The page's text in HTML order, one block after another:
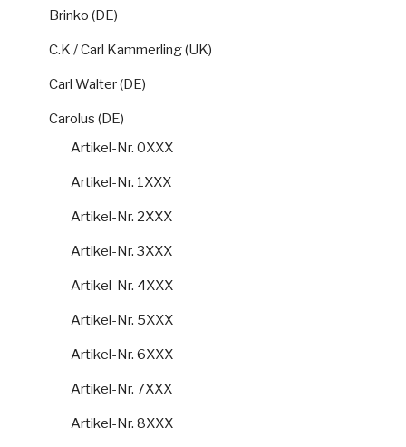
Brinko (DE)
C.K / Carl Kammerling (UK)
Carl Walter (DE)
Carolus (DE)
Artikel-Nr. 0XXX
Artikel-Nr. 1XXX
Artikel-Nr. 2XXX
Artikel-Nr. 3XXX
Artikel-Nr. 4XXX
Artikel-Nr. 5XXX
Artikel-Nr. 6XXX
Artikel-Nr. 7XXX
Artikel-Nr. 8XXX